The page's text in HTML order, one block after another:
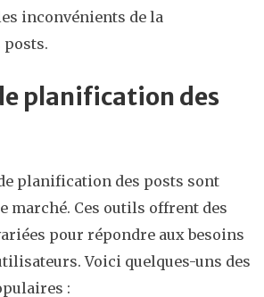
inconvénients de la
planification des
planification des posts sont
marché. Ces outils offrent des
pour répondre aux besoins
Voici quelques-uns des
: